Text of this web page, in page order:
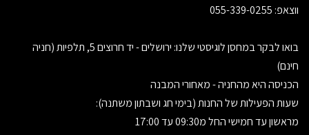
ווצאפ: 055-339-0255
בואו לבקר במחסן לוגיסטי שלנו: ירושלים - יד חרוצים 5, תלפיות (חניה
חינם)
הכניסה היא מהחניה - מאחורי המבנה
שעות הפעילות של החנות (בימי חג ושבתון משתנה):
מראשון עד חמישי החל מ09:30 עד 17:00